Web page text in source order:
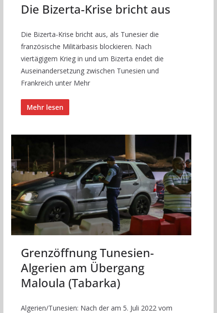
Die Bizerta-Krise bricht aus
Die Bizerta-Krise bricht aus, als Tunesier die
französische Militärbasis blockieren. Nach
viertägigem Krieg in und um Bizerta endet die
Auseinandersetzung zwischen Tunesien und
Frankreich unter Mehr
Mehr lesen
Grenzöffnung Tunesien-
Algerien am Übergang
Maloula (Tabarka)
Algerien/Tunesien: Nach der am 5. Juli 2022 vom